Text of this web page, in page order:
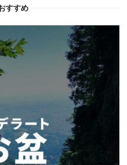
すすめ